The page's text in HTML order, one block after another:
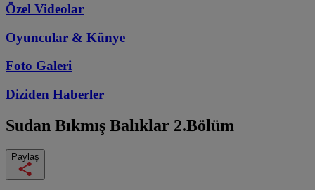
Özel Videolar
Oyuncular & Künye
Foto Galeri
Diziden Haberler
Sudan Bıkmış Balıklar 2.Bölüm
Paylaş